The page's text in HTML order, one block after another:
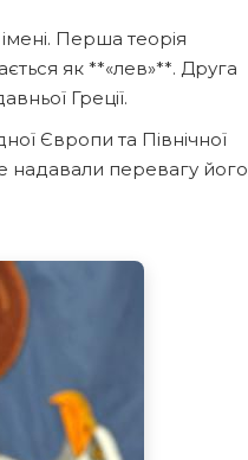
Перша теорія
як **«лев»**. Друга
Греції.
Європи та Північної
надавали перевагу його